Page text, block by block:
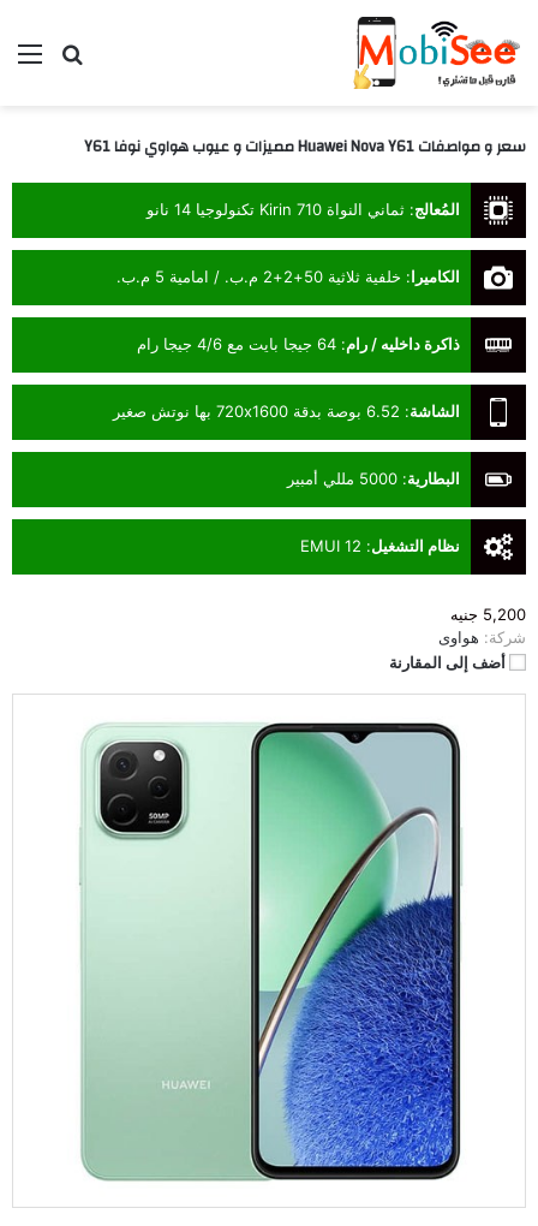
بحث
سعر و مواصفات Huawei Nova Y61 مميزات و عيوب هواوي نوفا Y61
5,200 جنيه
شركة: هواوى
أضف إلى المقارنة
المُعالج: ثماني النواة Kirin 710 تكنولوجيا 14 نانو
الكاميرا: خلفية ثلاثية 50+2+2 م.ب. / امامية 5 م.ب.
ذاكرة داخليه / رام: 64 جيجا بايت مع 4/6 جيجا رام
الشاشة: 6.52 بوصة بدقة 720x1600 بها نوتش صغير
البطارية: 5000 مللي أمبير
نظام التشغيل:
EMUI 12